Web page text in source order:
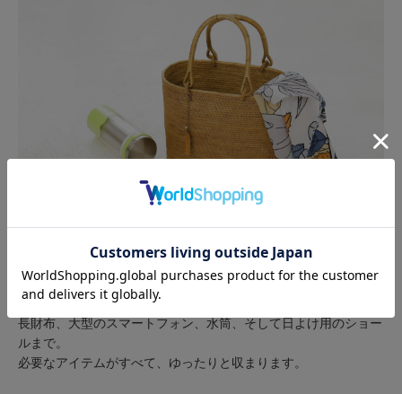
長財布、大型のスマートフォン、水筒、そして日よけ用のショー
ルまで。
必要なアイテムがすべて、ゆったりと収まります。